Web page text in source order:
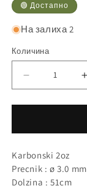
🟢 Достапно
На залиха 2
Количина
Намалете
за
Karbonski 2oz
Precnik : ø 3.0 mm
Dolzina : 51cm